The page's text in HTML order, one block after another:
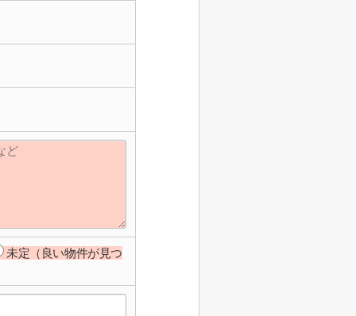
未定（良い物件が見つ